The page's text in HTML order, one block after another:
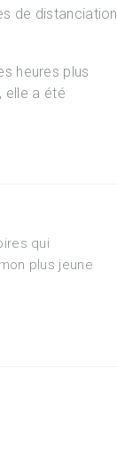
de distanciation
heures plus
elle a été
qui
plus jeune